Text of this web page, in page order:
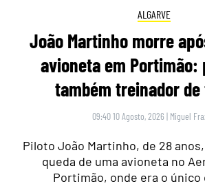
ALGARVE
João Martinho morre
avioneta em Portimão:
também treinador
09:40 10 Agosto, 2026 | Miguel
Piloto João Martinho, de 28
queda de uma avioneta no
Portimão, onde era o único